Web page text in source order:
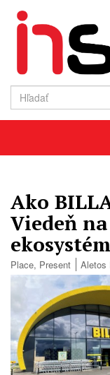
Ako
Viedeň
ekosystém
Place, Present Aletos